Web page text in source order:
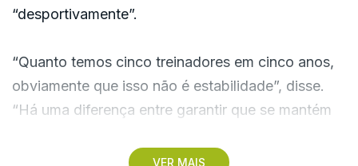
VER MAIS
“desportivamente”.
“Quanto temos cinco treinadores em cinco anos,
obviamente que isso não é estabilidade”, disse.
“Há uma diferença entre garantir que se mantém
primeira quando os resultados não aparecem”,